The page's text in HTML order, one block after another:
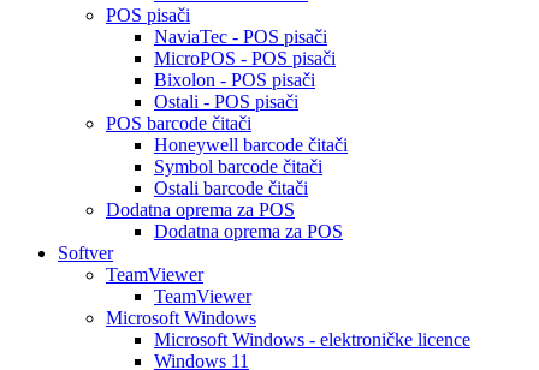
POS pisači
NaviaTec - POS pisači
MicroPOS - POS pisači
Bixolon - POS pisači
Ostali - POS pisači
POS barcode čitači
Honeywell barcode čitači
Symbol barcode čitači
Ostali barcode čitači
Dodatna oprema za POS
Dodatna oprema za POS
Softver
TeamViewer
TeamViewer
Microsoft Windows
Microsoft Windows - elektroničke licence
Windows 11